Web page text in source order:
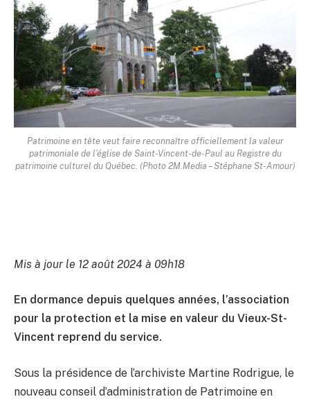
Patrimoine en tête veut faire reconnaître officiellement la valeur
patrimoniale de l’église de Saint-Vincent-de-Paul au Registre du
patrimoine culturel du Québec. (Photo 2M.Media – Stéphane St-Amour)
Mis à jour le 12 août 2024 à 09h18
En dormance depuis quelques années, l’association
pour la protection et la mise en valeur du Vieux-St-
Vincent reprend du service.
Sous la présidence de l’archiviste Martine Rodrigue, le
nouveau conseil d’administration de Patrimoine en